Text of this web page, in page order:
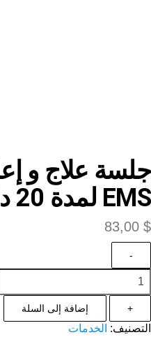
جلسة علاج و
EMS لمدة 20 دقيقة
83,00 $
-
+ إضافة إلى السلة
التصنيف: الخدمات